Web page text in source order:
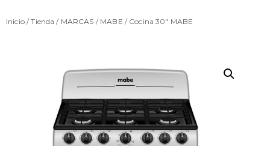
Inicio/Tienda / MARCAS / MABE / Cocina 30″ MABE